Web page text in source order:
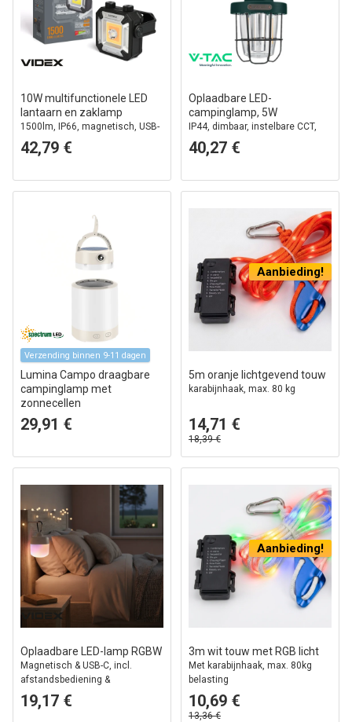
10W multifunctionele LED
lantaarn en zaklamp
1500lm, IP66, magnetisch, USB-
C, powerbank, buiten en camping
42,79 €
Oplaadbare LED-
campinglamp, 5W
IP44, dimbaar, instelbare CCT,
USB-C
40,27 €
Verzending binnen 9-11 dagen
Lumina Campo draagbare
campinglamp met
zonnecellen
RGB+CCT, powerbank,
oplaadbaar, dimbaar
29,91 €
Aanbieding!
5m oranje lichtgevend touw
karabijnhaak, max. 80 kg
14,71 €
18,39 €
Oplaadbare LED-lamp RGBW
Magnetisch & USB-C, incl.
afstandsbediening &
karabijnhaak
19,17 €
Aanbieding!
3m wit touw met RGB licht
Met karabijnhaak, max. 80kg
belasting
10,69 €
13,36 €